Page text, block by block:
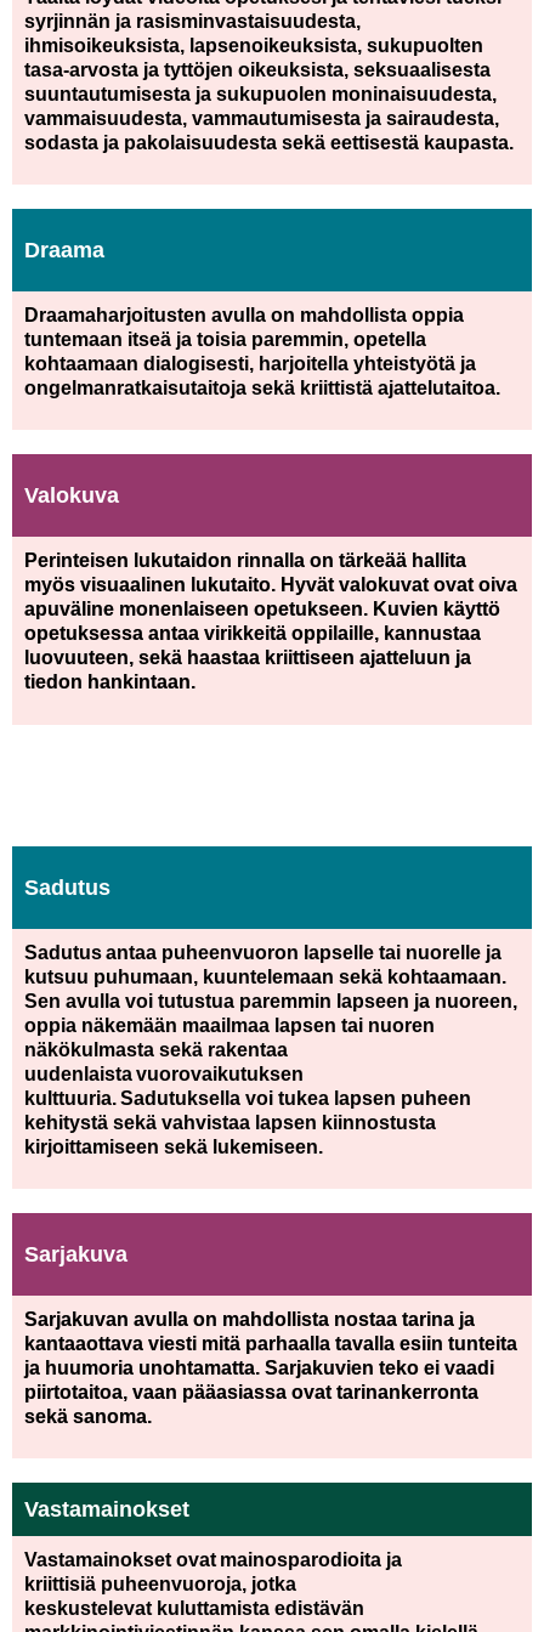
syrjinnän ja rasisminvastaisuudesta,
ihmisoikeuksista, lapsenoikeuksista, sukupuolten
tasa-arvosta ja tyttöjen oikeuksista, seksuaalisesta
suuntautumisesta ja sukupuolen moninaisuudesta,
vammaisuudesta, vammautumisesta ja sairaudesta,
sodasta ja pakolaisuudesta sekä eettisestä kaupasta.
Draama
Draamaharjoitusten avulla on mahdollista oppia
tuntemaan itseä ja toisia paremmin, opetella
kohtaamaan dialogisesti, harjoitella yhteistyötä ja
ongelmanratkaisutaitoja sekä kriittistä ajattelutaitoa.
Valokuva
Perinteisen lukutaidon rinnalla on tärkeää hallita
myös visuaalinen lukutaito. Hyvät valokuvat ovat oiva
apuväline monenlaiseen opetukseen. Kuvien käyttö
opetuksessa antaa virikkeitä oppilaille, kannustaa
luovuuteen, sekä haastaa kriittiseen ajatteluun ja
tiedon hankintaan.
Sadutus
Sadutus antaa puheenvuoron lapselle tai nuorelle ja
kutsuu puhumaan, kuuntelemaan sekä kohtaamaan.
Sen avulla voi tutustua paremmin lapseen ja nuoreen,
oppia näkemään maailmaa lapsen tai nuoren
näkökulmasta sekä rakentaa
uudenlaista vuorovaikutuksen
kulttuuria. Sadutuksella voi tukea lapsen puheen
kehitystä sekä vahvistaa lapsen kiinnostusta
kirjoittamiseen sekä lukemiseen.
Sarjakuva
Sarjakuvan avulla on mahdollista nostaa tarina ja
kantaaottava viesti mitä parhaalla tavalla esiin tunteita
ja huumoria unohtamatta. Sarjakuvien teko ei vaadi
piirtotaitoa, vaan pääasiassa ovat tarinankerronta
sekä sanoma.
Vastamainokset
Vastamainokset ovat mainosparodioita ja
kriittisiä puheenvuoroja, jotka
keskustelevat kuluttamista edistävän